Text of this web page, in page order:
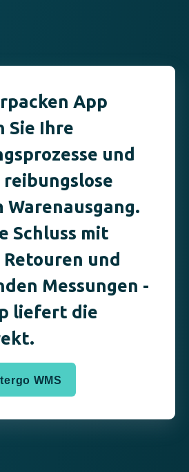
App
Sie Ihre
und
Warenausgang.
Schluss mit
und
Messungen -
liefert die
WMS